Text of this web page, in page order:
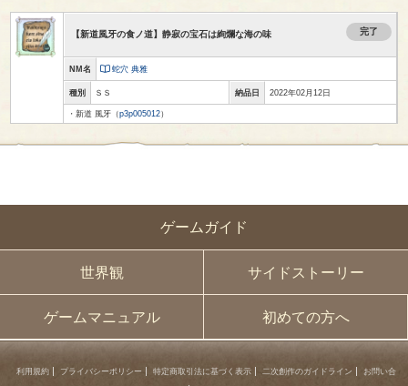
ゲームガイド
世界観 サイドストーリー
ゲームマニュアル 初めての方へ
【新道風牙の食ノ道】静寂の宝石は絢爛な海の味 完了
NM名 蛇穴 典雅
種別 ＳＳ 納品日 2022年02月12日
・新道 風牙（p3p005012）
利用規約 プライバシーポリシー 特定商取引法に基づく表示 二次創作のガイドライン
お問い合